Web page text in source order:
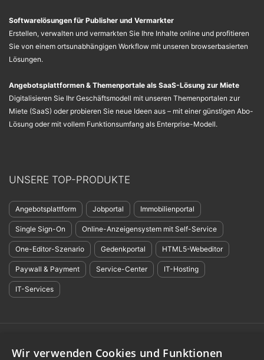
Softwarelösungen für Publisher und Vermarkter
Erstellen, verwalten und vermarkten Sie Ihre Inhalte online und profitieren
Sie von einem ortsunabhängigen Workflow mit unseren browserbasierten
Lösungen.
Angebotsplattformen & Themenportale als SaaS-Lösung zur Miete
Digitalisieren Sie Ihr Geschäftsmodell mit unseren Themenportalen zur
Miete (SaaS) oder probieren Sie neue Ideen aus – mit einer günstigen Abo-
Lösung oder mit vollem Funktionsumfang als Enterprise-Modell.
UNSERE TOP-PRODUKTE
Angebotsplattform Jobportal Immobilienportal
Single Sign-On Online-Anzeigensystem mit Self-Service
One-Editor-Szenario Gedenkportal HTML5-Webeditor
Paywall & Payment Service-Center IT-Hosting
IT-Services
GmbH: Impressum-Datenschutzerklärung-Barrierefreiheit-
Wir verwenden Cookies und Funktionen